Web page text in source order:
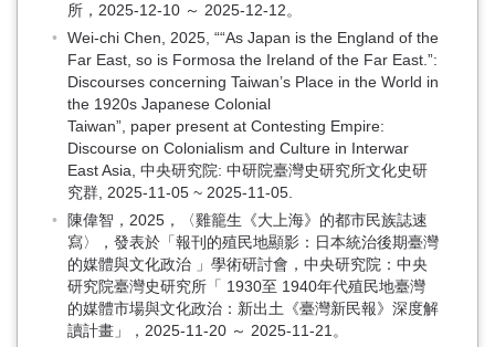
所，2025-12-10 ～ 2025-12-12。
Wei-chi Chen, 2025, ““As Japan is the England of the
Far East, so is Formosa the Ireland of the Far East.”:
Discourses concerning Taiwan’s Place in the World in
the 1920s Japanese Colonial
Taiwan”, paper present at Contesting Empire:
Discourse on Colonialism and Culture in Interwar
East Asia, 中央研究院: 中研院臺灣史研究所文化史研
究群, 2025-11-05 ~ 2025-11-05.
陳偉智，2025，〈雞籠生《大上海》的都市民族誌速
寫〉，發表於「報刊的殖民地顯影：日本統治後期臺灣
的媒體與文化政治 」學術研討會，中央研究院：中央
研究院臺灣史研究所「 1930至 1940年代殖民地臺灣
的媒體市場與文化政治：新出土《臺灣新民報》深度解
讀計畫」，2025-11-20 ～ 2025-11-21。